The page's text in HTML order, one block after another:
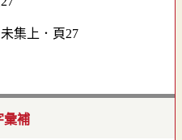
集上．頁27
彙補